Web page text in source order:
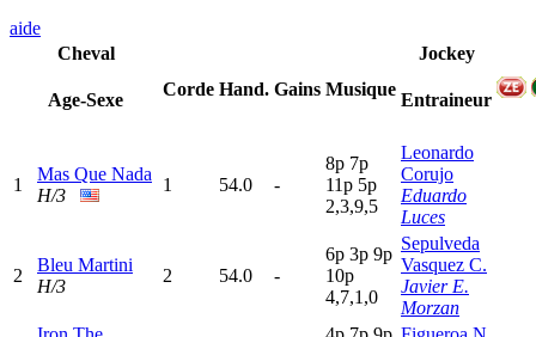
aide
Cheval
Age-Sexe
Corde Hand. Gains Musique
Jockey
Entraineur
1
Mas Que Nada
H/3
1 54.0 -
8p 7p
11p 5p
2,3,9,5
Leonardo
Corujo
Eduardo
Luces
2
Bleu Martini
H/3
2 54.0 -
6p 3p 9p
10p
4,7,1,0
Sepulveda
Vasquez C.
Javier E.
Morzan